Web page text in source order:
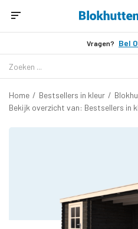
Vragen? Bel
Home / Bestsellers in kleur /
Bekijk overzicht van: Bestsellers in